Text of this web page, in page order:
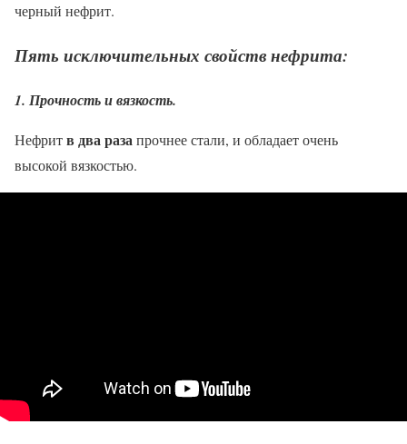
черный нефрит.
Пять исключительных свойств нефрита:
1. Прочность и вязкость.
Нефритв два разапрочнее стали, и обладает очень
высокой вязкостью.